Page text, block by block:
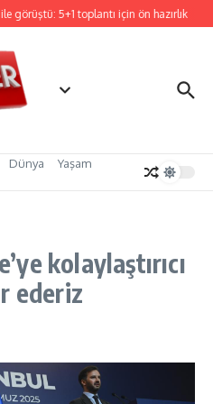
5+1 toplantı için ön hazırlık
Dünya
Yaşam
kolaylaştırıcı
ederiz